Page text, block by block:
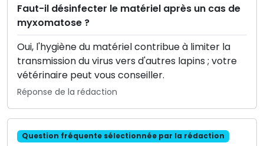
Faut-il désinfecter le matériel après un cas de
myxomatose ?
Oui, l'hygiène du matériel contribue à limiter la
transmission du virus vers d'autres lapins ; votre
vétérinaire peut vous conseiller.
Réponse de la rédaction
Question fréquente sélectionnée par la rédaction